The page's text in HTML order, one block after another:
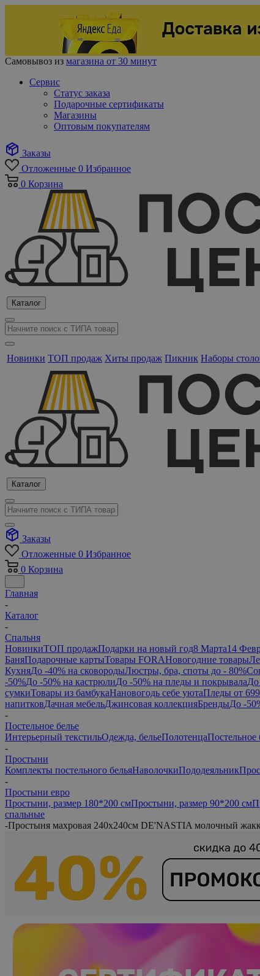
Самовывоз из магазина от 30 минут
Сервис
Статус заказа
Подарочные сертификаты
Магазины
Оптовым покупателям
Заказы
Отложенные 0 Избранное
0 Корзина
Каталог
Новинки ТОП продаж Хиты продаж Пикник Наборы
Каталог
Заказы
Отложенные 0 Избранное
0 Корзина
Главная
-
Каталог
-
Спальня
НовинкиТОП продажПодарки на новый год8 Марта14
БаняПодарочные картыТовары FORAНовогодние товары
КухняДо -40% на сковородыЛюстры, бра, споты до - 80%
-50%До -50% на кастрюлиДо -50% на пледы и покрывала
сумкиТовары из бамбукаНановогодь себе уютаПледы от
напитковДачная мебельДжинсовая коллекцияБрендыДо -
-
Постельное белье
Интерьерный текстильОдежда, бельеПолотенцаПостельное
-
Простыни
Комплекты постельного бельяНаволочкиПододеяльник
-
Простыни евро
Простыни, размер 180*200 смПростыни, размер 90*200 см
спальные
-Простыня махровая 240x240см DE'NASTIA молочный